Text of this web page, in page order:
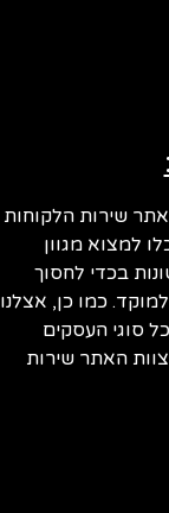
שירות הלקוחות
למצוא מגוון
בכדי לחסוך
כמו כן, אצלנו
סוגי העסקים
האתר שירות